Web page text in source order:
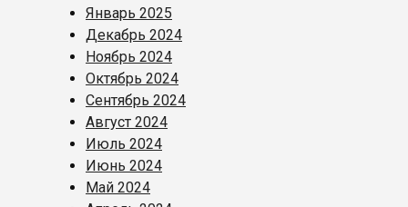
Январь 2025
Декабрь 2024
Ноябрь 2024
Октябрь 2024
Сентябрь 2024
Август 2024
Июль 2024
Июнь 2024
Май 2024